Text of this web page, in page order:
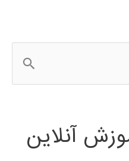
آنلاین